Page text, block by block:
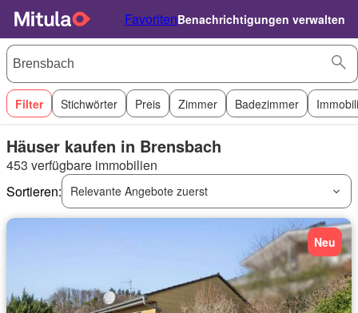
FavoritenBenachrichtigungen verwalten
Filter Stichwörter Preis Zimmer Badezimmer
Häuser kaufen in Brensbach
453 verfügbare immobilien
Sortieren:
Relevante Angebote zuerst
Neu